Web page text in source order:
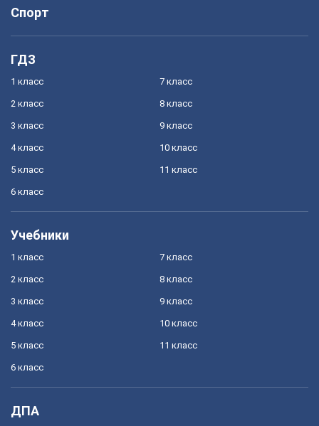
Спорт
ГДЗ
1 класс
2 класс
3 класс
4 класс
5 класс
6 класс
7 класс
8 класс
9 класс
10 класс
11 класс
Учебники
1 класс
2 класс
3 класс
4 класс
5 класс
6 класс
7 класс
8 класс
9 класс
10 класс
11 класс
ДПА